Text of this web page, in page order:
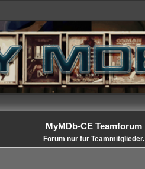
MyMDb-CE Teamforum
Forum nur für Teammitglieder.